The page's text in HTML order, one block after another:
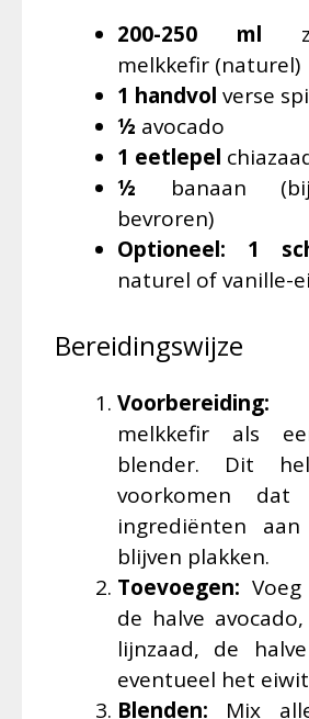
200-250 ml
melkkefir (naturel)
1 handvol verse
½ avocado
1 eetlepel
½ banaan
bevroren)
Optioneel: 1
naturel of vanille-
Bereidingswijze
Voorbereiding:
melkkefir als
blender. Dit
voorkomen
ingrediënten
blijven plakken.
Toevoegen:
de halve
lijnzaad, de
eventueel het
Blenden: Mix